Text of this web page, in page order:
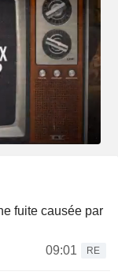
fuite causée par
09:01
RE